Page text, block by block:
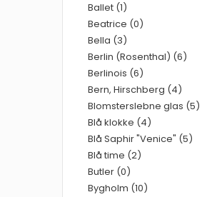
Ballet (1)
Beatrice (0)
Bella (3)
Berlin (Rosenthal) (6)
Berlinois (6)
Bern, Hirschberg (4)
Blomsterslebne glas (5)
Blå klokke (4)
Blå Saphir "Venice" (5)
Blå time (2)
Butler (0)
Bygholm (10)